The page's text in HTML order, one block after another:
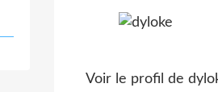
Voir le profil de